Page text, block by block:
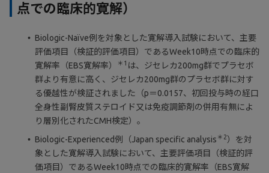
点での臨床的寛解）
Biologic-Naïve例を対象とした寛解導入試験において、主要
評価項目（検証的評価項目）であるWeek10時点での臨床的
寛解率（EBS寛解率）
＊1 は、ジセレカ200mg群でプラセボ
群より有意に高く、ジセレカ200mg群のプラセボ群に対す
る優越性が検証されました（p＝0.0157、初回投与時の経口
全身性副腎皮質ステロイド又は免疫調節剤の併用有無によ
り層別化されたCMH検定）。
Biologic-Experienced例（Japan specific analysis ＊2）を対
象とした寛解導入試験において、主要評価項目（検証的評
価項目）であるWeek10時点での臨床的寛解率（EBS寛解